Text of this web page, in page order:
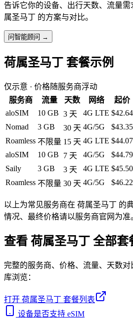
告诉它你的设备、出行天数、流量
属圣马丁 的方案与对比。
问智能顾问 →
荷属圣马丁 套餐示例
仅示意 · 价格随服务商浮动
服务商
流量 天数 网络
起价
aloSIM
10 GB 3 天 4G LTE $42.64
Nomad
3 GB 30 天 4G/5G
$43.35
Roamless 不限量 15 天 4G LTE $44.07
aloSIM
10 GB 7 天 4G/5G
$44.79
Saily
3 GB 3 天 4G LTE $45.50
Roamless 不限量 30 天 4G/5G $46.22
以上为常见服务商在 荷属圣马丁 的
情况、最终价格请以服务商官网为准
查看 荷属圣马丁 全部套
完整的服务商、价格、流量、天数
库浏览：
打开 荷属圣马丁 套餐列表
设备是否支持 eSIM